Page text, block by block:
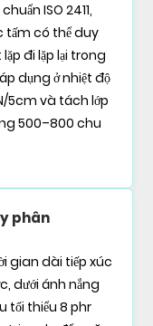
ISO 2411,
tấm có thể duy
đi lặp lại trong
dụng ở nhiệt độ
5cm và tách lớp
500–800 chu
phân
gian dài tiếp xúc
dưới ánh nắng
tối thiểu 8 phr